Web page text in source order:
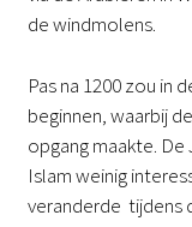
de windmolens.
Pas na 1200 zou in
beginnen, waarbij
opgang maakte.
Islam weinig
veranderde tijdens